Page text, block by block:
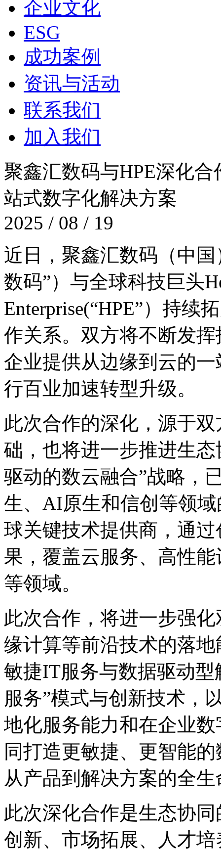
企业文化
ESG
成功案例
资讯与活动
联系我们
加入我们
聚鑫汇数码与HPE深化合
站式数字化解决方案
2025 / 08 / 19
近日，聚鑫汇数码（
数码”）与全球科技巨头
Enterprise(“HPE”）持续
作关系。双方将不断发挥
企业提供从边缘到云的一
行百业加速转型升级。
此次合作的深化，源
础，也将进一步推进
驱动的数云融合”战略，
生、AI原生和信创等
球关键技术提供商，
果，覆盖云服务、高
等领域。
此次合作，将进一步
缘计算等前沿技术的落地
敏捷IT服务与数据驱动型
服务”模式与创新技术，
地化服务能力和在企业数
同打造更敏捷、更智能
从产品到解决方案的全
此次深化合作是生态协
创新、市场拓展、人